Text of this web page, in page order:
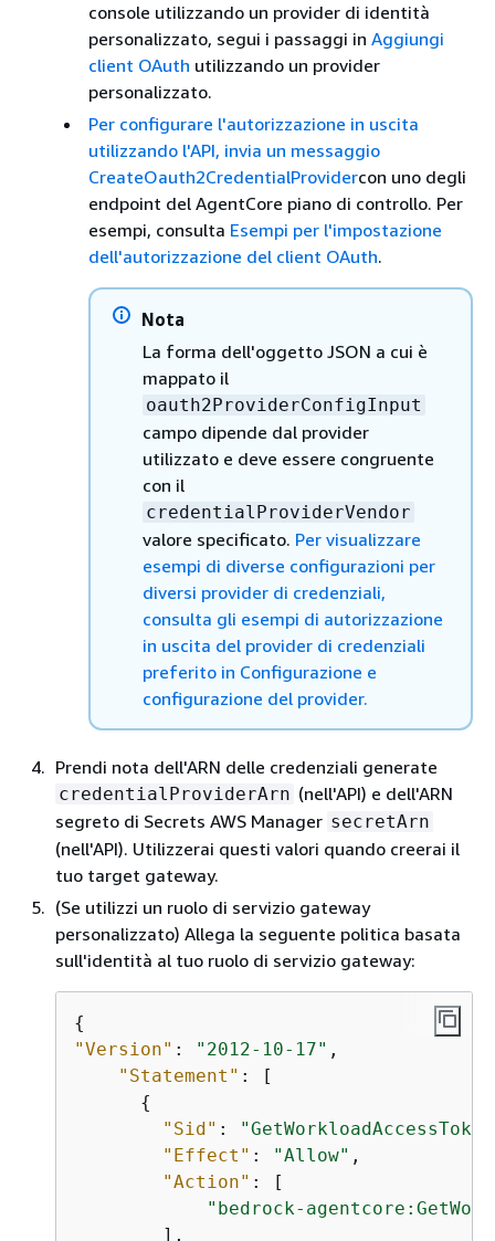
console utilizzando un provider di identità
personalizzato, segui i passaggi in Aggiungi
client OAuth utilizzando un provider
personalizzato.
Per configurare l'autorizzazione in uscita
utilizzando l'API, invia un messaggio
CreateOauth2CredentialProvidercon uno degli
endpoint del AgentCore piano di controllo. Per
esempi, consulta Esempi per l'impostazione
dell'autorizzazione del client OAuth.
Nota
La forma dell'oggetto JSON a cui è
mappato il
oauth2ProviderConfigInput
campo dipende dal provider
utilizzato e deve essere congruente
con il
credentialProviderVendor
valore specificato. Per visualizzare
esempi di diverse configurazioni per
diversi provider di credenziali,
consulta gli esempi di autorizzazione
in uscita del provider di credenziali
preferito in Configurazione e
configurazione del provider.
Prendi nota dell'ARN delle credenziali generate
credentialProviderArn (nell'API) e dell'ARN
segreto di Secrets AWS Manager secretArn
(nell'API). Utilizzerai questi valori quando creerai il
tuo target gateway.
(Se utilizzi un ruolo di servizio gateway
personalizzato) Allega la seguente politica basata
sull'identità al tuo ruolo di servizio gateway:
{
"Version" : "2012-10-17" ,
"Statement" : [
{
"Sid" :
"Effect" : "Allow" ,
"Action" : [
"bedrock-
        ],